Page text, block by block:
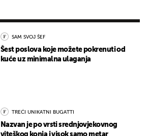
SAM SVOJ ŠEF
Šest poslova koje možete pokrenuti od
kuće uz minimalna ulaganja
TREĆI UNIKATNI BUGATTI
Nazvan je po vrsti srednjovjekovnog